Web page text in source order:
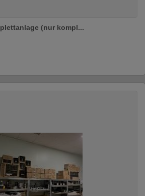
(nur kompl...